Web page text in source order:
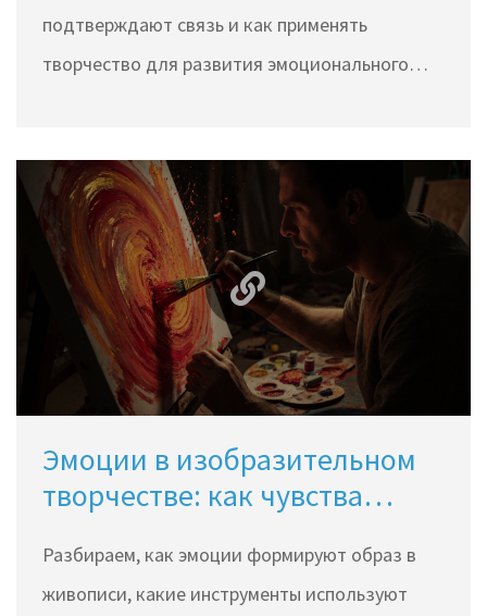
подтверждают связь и как применять
творчество для развития эмоционального
Эмоции в изобразительном
творчестве: как чувства
Разбираем, как эмоции формируют образ в
живописи, какие инструменты используют